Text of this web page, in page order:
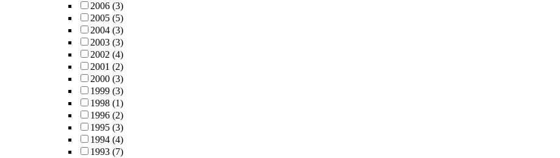
2006 (3)
2005 (5)
2004 (3)
2003 (3)
2002 (4)
2001 (2)
2000 (3)
1999 (3)
1998 (1)
1996 (2)
1995 (3)
1994 (4)
1993 (7)